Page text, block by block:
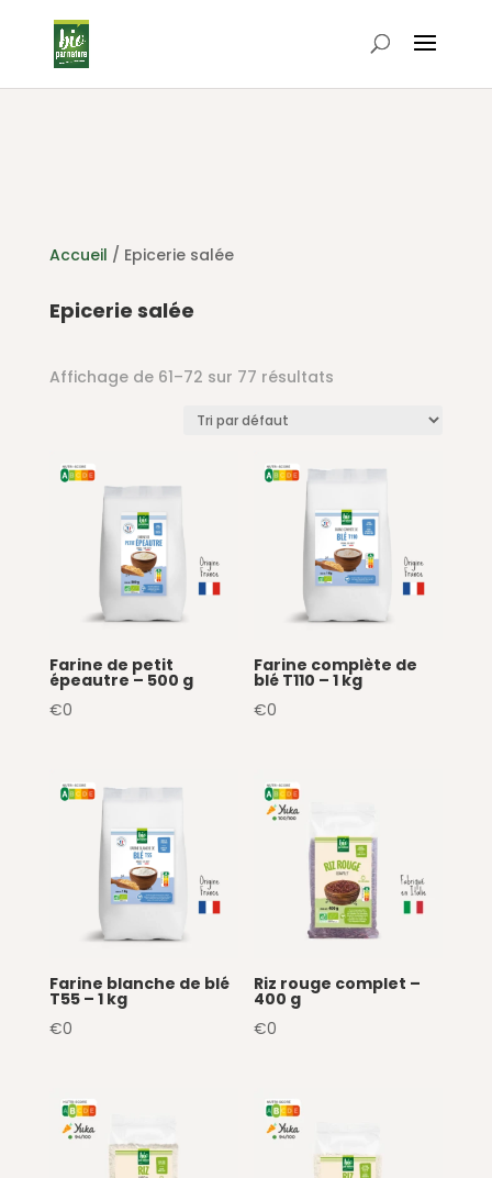
Accueil / Epicerie salée
Epicerie salée
Affichage de 61–72 sur 77 résultats
Farine de petit
épeautre – 500 g
€0
Farine complète de
blé T110 – 1 kg
€0
Farine blanche de blé
T55 – 1 kg
€0
Riz rouge complet –
400 g
€0